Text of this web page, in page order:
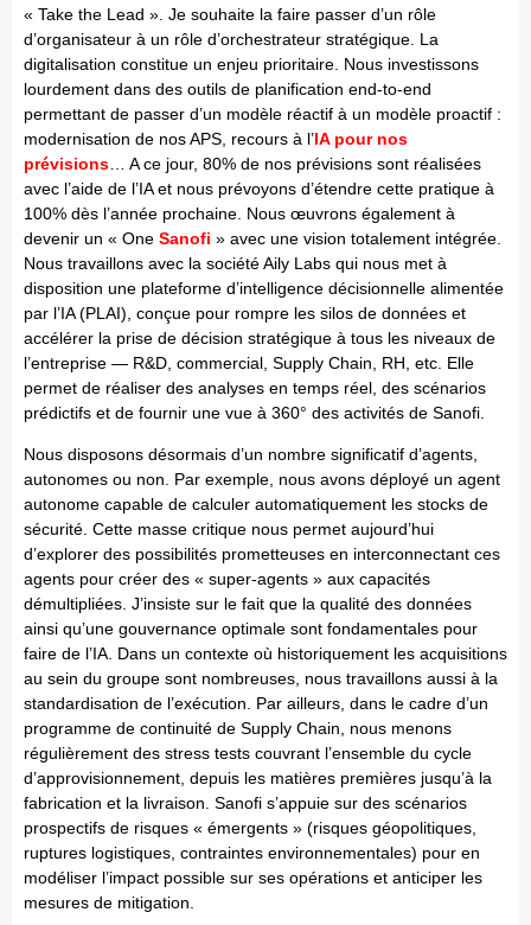
« Take the Lead ». Je souhaite la faire passer d’un rôle
d’organisateur à un rôle d’orchestrateur stratégique. La
digitalisation constitue un enjeu prioritaire. Nous investissons
lourdement dans des outils de planification end-to-end
permettant de passer d’un modèle réactif à un modèle proactif :
modernisation de nos APS, recours à l’IA pour nos
prévisions … A ce jour, 80% de nos prévisions sont réalisées
avec l’aide de l’IA et nous prévoyons d’étendre cette pratique à
100% dès l’année prochaine. Nous œuvrons également à
devenir un « One Sanofi » avec une vision totalement intégrée.
Nous travaillons avec la société Aily Labs qui nous met à
disposition une plateforme d’intelligence décisionnelle alimentée
par l’IA (PLAI), conçue pour rompre les silos de données et
accélérer la prise de décision stratégique à tous les niveaux de
l’entreprise — R&D, commercial, Supply Chain, RH, etc. Elle
permet de réaliser des analyses en temps réel, des scénarios
prédictifs et de fournir une vue à 360° des activités de Sanofi.
Nous disposons désormais d’un nombre significatif d’agents,
autonomes ou non. Par exemple, nous avons déployé un agent
autonome capable de calculer automatiquement les stocks de
sécurité. Cette masse critique nous permet aujourd’hui
d’explorer des possibilités prometteuses en interconnectant ces
agents pour créer des « super-agents » aux capacités
démultipliées. J’insiste sur le fait que la qualité des données
ainsi qu’une gouvernance optimale sont fondamentales pour
faire de l’IA. Dans un contexte où historiquement les acquisitions
au sein du groupe sont nombreuses, nous travaillons aussi à la
standardisation de l’exécution. Par ailleurs, dans le cadre d’un
programme de continuité de Supply Chain, nous menons
régulièrement des stress tests couvrant l’ensemble du cycle
d’approvisionnement, depuis les matières premières jusqu’à la
fabrication et la livraison. Sanofi s’appuie sur des scénarios
prospectifs de risques « émergents » (risques géopolitiques,
ruptures logistiques, contraintes environnementales) pour en
modéliser l’impact possible sur ses opérations et anticiper les
mesures de mitigation.